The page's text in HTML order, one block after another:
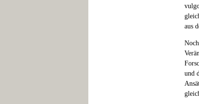
aus
und